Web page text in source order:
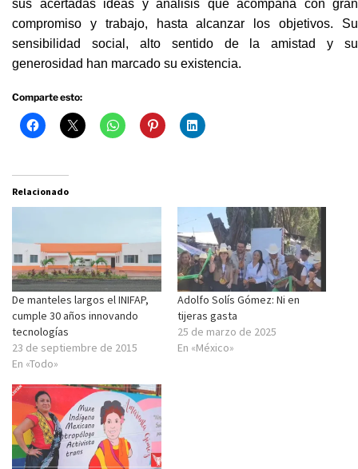
sus acertadas ideas y análisis que acompaña con gran
compromiso y trabajo, hasta alcanzar los objetivos. Su
sensibilidad social, alto sentido de la amistad y su
generosidad han marcado su existencia.
Comparte esto:
Relacionado
De manteles largos el INIFAP,
cumple 30 años innovando
tecnologías
23 de septiembre de 2015
En «Todo»
Adolfo Solís Gómez: Ni en
tijeras gasta
25 de marzo de 2025
En «México»